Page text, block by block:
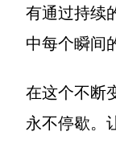
有通过持续
中每个瞬间
在这个不断
永不停歇。